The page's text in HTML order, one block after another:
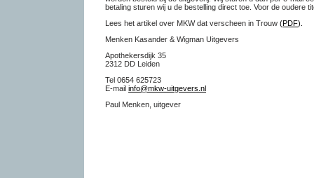
betaling sturen wij u de bestelling direct toe. Voor de oudere
Lees het artikel over MKW dat verscheen in Trouw (PDF).
Menken Kasander & Wigman Uitgevers
Apothekersdijk 35
2312 DD Leiden
Tel 0654 625723
E-mail info@mkw-uitgevers.nl
Paul Menken, uitgever